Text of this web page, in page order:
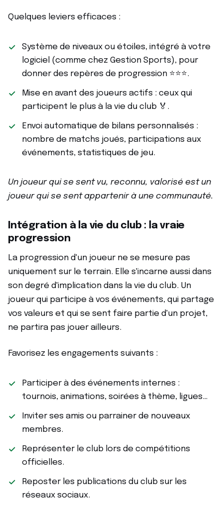
Quelques leviers efficaces :
Système de niveaux ou étoiles, intégré à votre
logiciel (comme chez Gestion Sports), pour
donner des repères de progression ⭐⭐⭐.
Mise en avant des joueurs actifs : ceux qui
participent le plus à la vie du club 🏅.
Envoi automatique de bilans personnalisés :
nombre de matchs joués, participations aux
événements, statistiques de jeu.
Un joueur qui se sent vu, reconnu, valorisé est un
joueur qui se sent appartenir à une communauté.
Intégration à la vie du club : la vraie
progression
La progression d'un joueur ne se mesure pas
uniquement sur le terrain. Elle s'incarne aussi dans
son degré d'implication dans la vie du club. Un
joueur qui participe à vos événements, qui partage
vos valeurs et qui se sent faire partie d'un projet,
ne partira pas jouer ailleurs.
Favorisez les engagements suivants :
Participer à des événements internes :
tournois, animations, soirées à thème, ligues…
Inviter ses amis ou parrainer de nouveaux
membres.
Représenter le club lors de compétitions
officielles.
Reposter les publications du club sur les
réseaux sociaux.